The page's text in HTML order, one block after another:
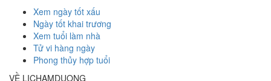
Xem ngày tốt xấu
Ngày tốt khai trương
Xem tuổi làm nhà
Tử vi hàng ngày
Phong thủy hợp tuổi
VỀ LICHAMDUONG